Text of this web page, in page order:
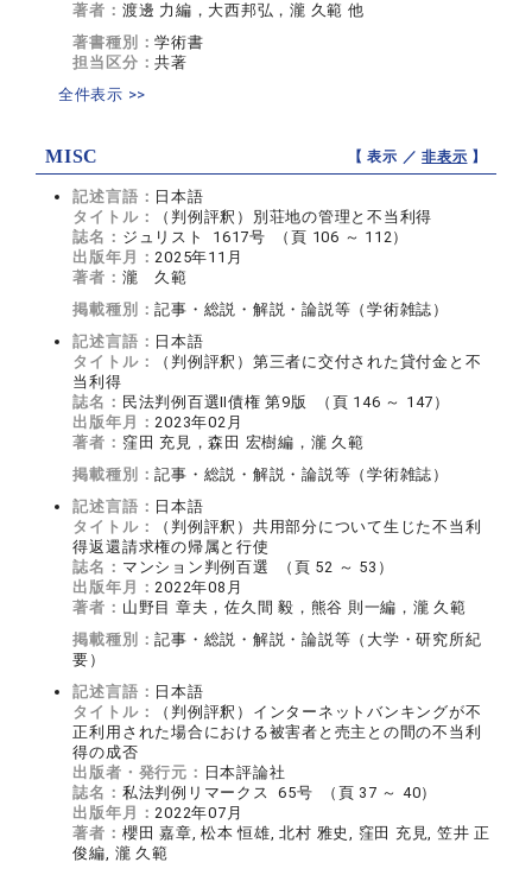
著者： 渡邊 力編，大西邦弘，瀧 久範 他
著書種別：学術書
担当区分：共著
全件表示 >>
MISC 【 表示 ／非表示 】
記述言語： 日本語
タイトル：
（判例評釈）別荘地の管理と不当利得
誌名： ジュリスト 1617号 （頁 106 ～ 112）
出版年月：2025年11月
著者： 瀧 久範
掲載種別：記事・総説・解説・論説等（学術雑誌）
記述言語： 日本語
タイトル：
（判例評釈）第三者に交付された貸付金と不
当利得
誌名： 民法判例百選Ⅱ債権 第9版 （頁 146 ～ 147）
出版年月：2023年02月
著者： 窪田 充見，森田 宏樹編，瀧 久範
掲載種別：記事・総説・解説・論説等（学術雑誌）
記述言語： 日本語
タイトル：
（判例評釈）共用部分について生じた不当利
得返還請求権の帰属と行使
誌名： マンション判例百選 （頁 52 ～ 53）
出版年月：2022年08月
著者： 山野目 章夫，佐久間 毅，熊谷 則一編，瀧 久範
掲載種別：記事・総説・解説・論説等（大学・研究所紀
要）
記述言語： 日本語
タイトル：
（判例評釈）インターネットバンキングが不
正利用された場合における被害者と売主との間の不当利
得の成否
出版者・発行元： 日本評論社
誌名： 私法判例リマークス 65号 （頁 37 ～ 40）
出版年月：2022年07月
著者： 櫻田 嘉章, 松本 恒雄, 北村 雅史, 窪田 充見, 笠井 正
俊編, 瀧 久範